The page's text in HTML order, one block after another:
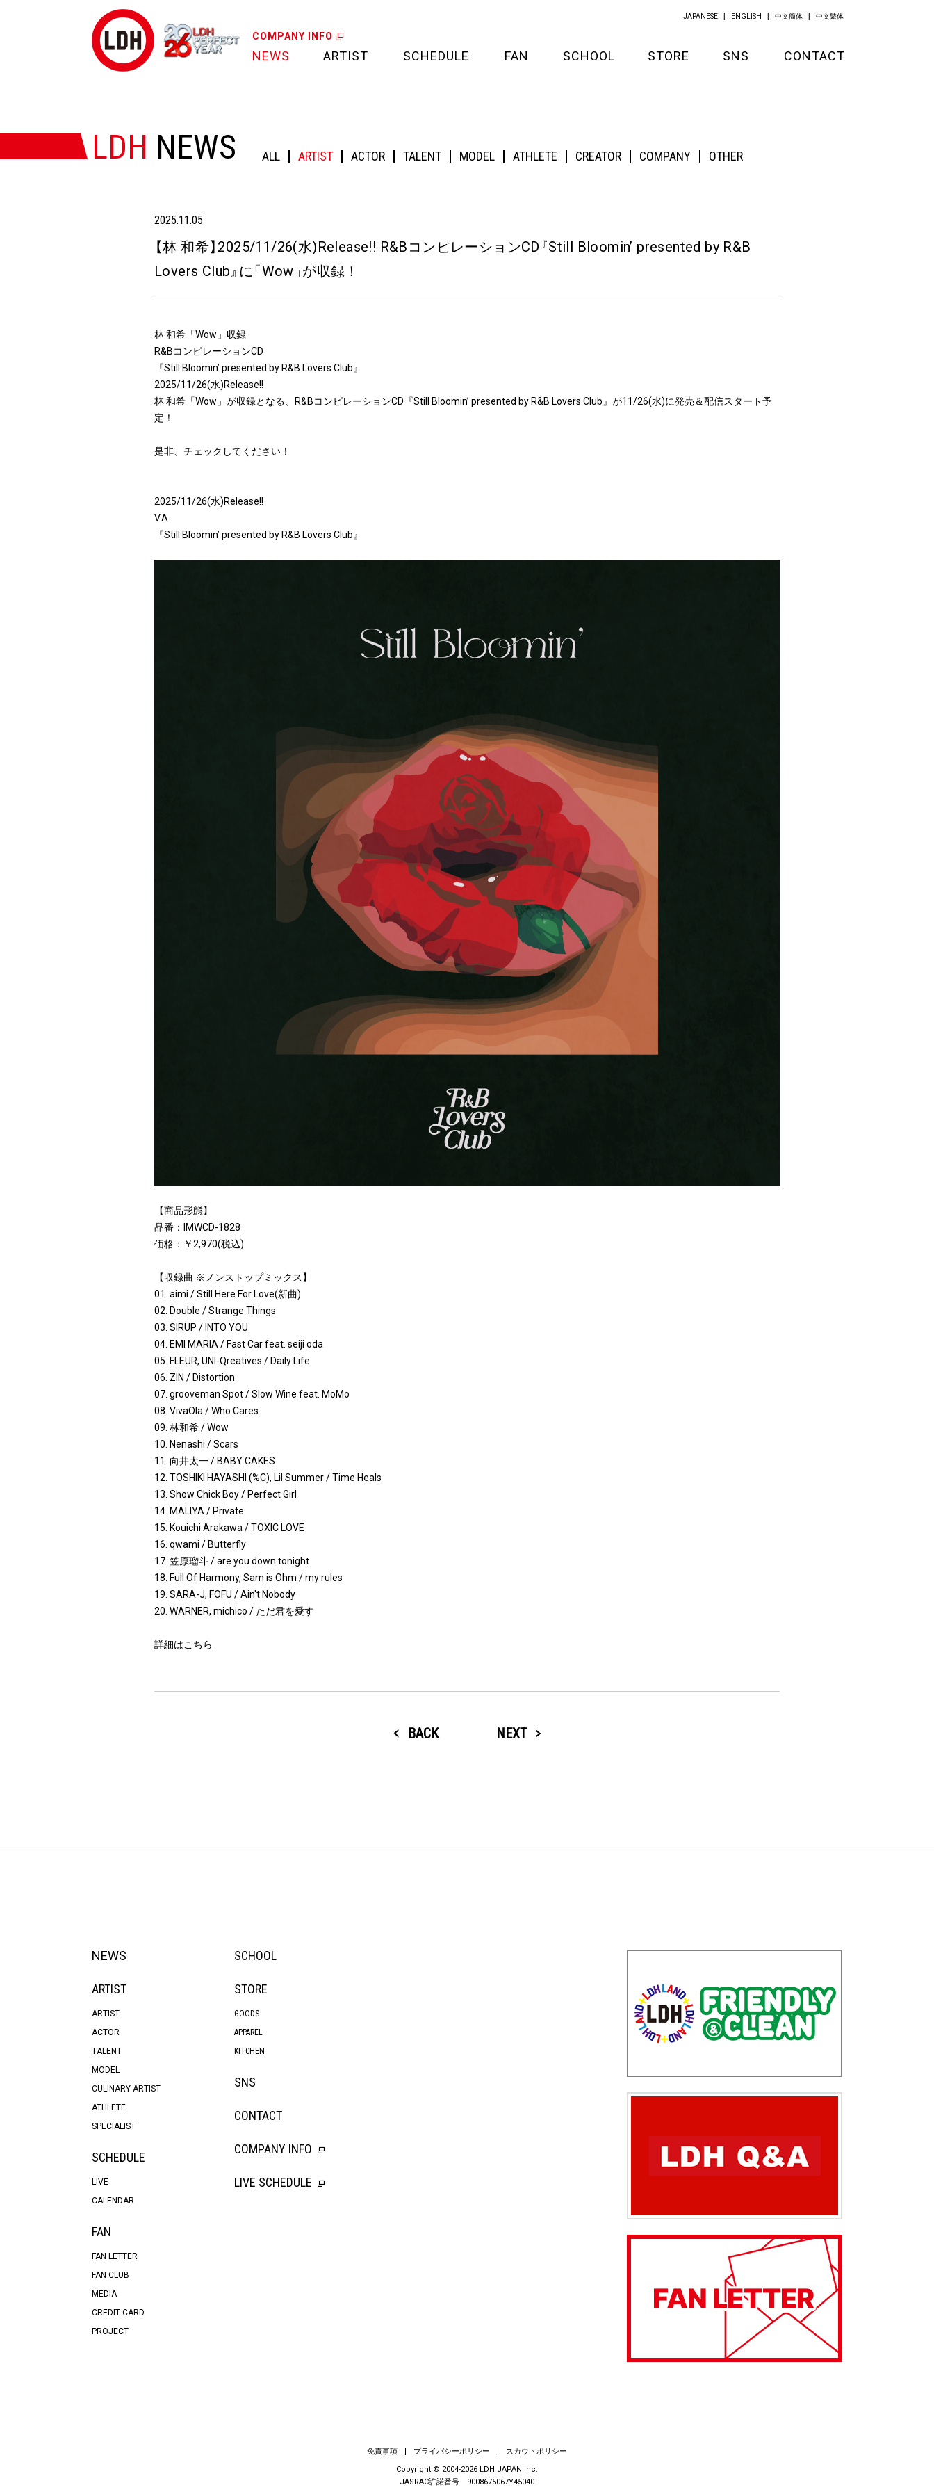
COMPANY INFO
NEWS ARTIST SCHEDULE FAN
MEDIA
SCHOOL STORE
KITCHEN
SNS CONTACT
JAPANESE ENGLISH 中文簡体 中文繁体
LDH NEWS ALL ARTIST ACTOR TALENT MODEL ATHLETE CREATOR COMPANY OTHER
2025.11.05
【林 和希】2025/11/26(水)Release!! R&BコンピレーションCD『Still Bloomin’ presented by R&B
Lovers Club』に「Wow 」が収録！
林 和希「Wow」収録
R&BコンピレーションCD
『Still Bloomin’ presented by R&B Lovers Club』
2025/11/26(水)Release!!
林 和希「Wow」が収録となる、R&BコンピレーションCD『Still Bloomin’ presented by R&B Lovers Club』が11/26(水)に発売＆配信スタート予
定！
是非、チェックしてください！
2025/11/26(水)Release!!
V.A.
『Still Bloomin’ presented by R&B Lovers Club』
【商品形態】
品番：IMWCD-1828
価格：￥2,970(税込)
【収録曲 ※ノンストップミックス】
01. aimi / Still Here For Love(新曲)
02. Double / Strange Things
03. SIRUP / INTO YOU
04. EMI MARIA / Fast Car feat. seiji oda
05. FLEUR, UNI-Qreatives / Daily Life
06. ZIN / Distortion
07. grooveman Spot / Slow Wine feat. MoMo
08. VivaOla / Who Cares
09. 林和希 / Wow
10. Nenashi / Scars
11. 向井太一 / BABY CAKES
12. TOSHIKI HAYASHI (%C), Lil Summer / Time Heals
13. Show Chick Boy / Perfect Girl
14. MALIYA / Private
15. Kouichi Arakawa / TOXIC LOVE
16. qwami / Butterfly
17. 笠原瑠斗 / are you down tonight
18. Full Of Harmony, Sam is Ohm / my rules
19. SARA-J, FOFU / Ain't Nobody
20. WARNER, michico / ただ君を愛す
詳細はこちら
BACK NEXT
NEWS
ARTIST
ARTIST
ACTOR
TALENT
MODEL
CULINARY ARTIST
ATHLETE
SPECIALIST
SCHEDULE
LIVE
CALENDAR
FAN
FAN LETTER
FAN CLUB
MEDIA
CREDIT CARD
PROJECT
SCHOOL
STORE
GOODS
APPAREL
KITCHEN
SNS
CONTACT
COMPANY INFO
LIVE SCHEDULE
免責事項 プライバシーポリシー
スカウトポリシー
Copyright © 2004-2026 LDH JAPAN Inc.
JASRAC許諾番号 9008675067Y45040